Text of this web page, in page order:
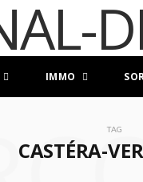
IMMO
TAG
CASTÉRA-